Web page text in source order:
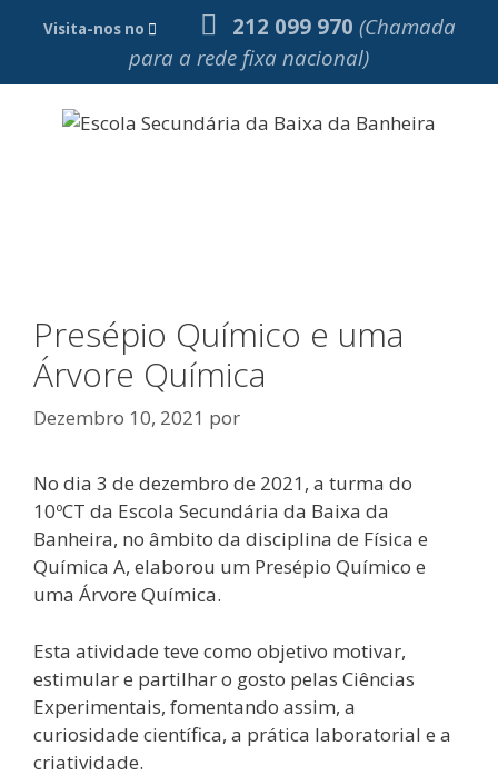
Visita-nos no 212 099 970 (Chamada
para a rede fixa nacional)
Presépio Químico e uma
Árvore Química
Dezembro 10, 2021 por
No dia 3 de dezembro de 2021, a turma do
10ºCT da Escola Secundária da Baixa da
Banheira, no âmbito da disciplina de Física e
Química A, elaborou um Presépio Químico e
uma Árvore Química.
Esta atividade teve como objetivo motivar,
estimular e partilhar o gosto pelas Ciências
Experimentais, fomentando assim, a
curiosidade científica, a prática laboratorial e a
criatividade.